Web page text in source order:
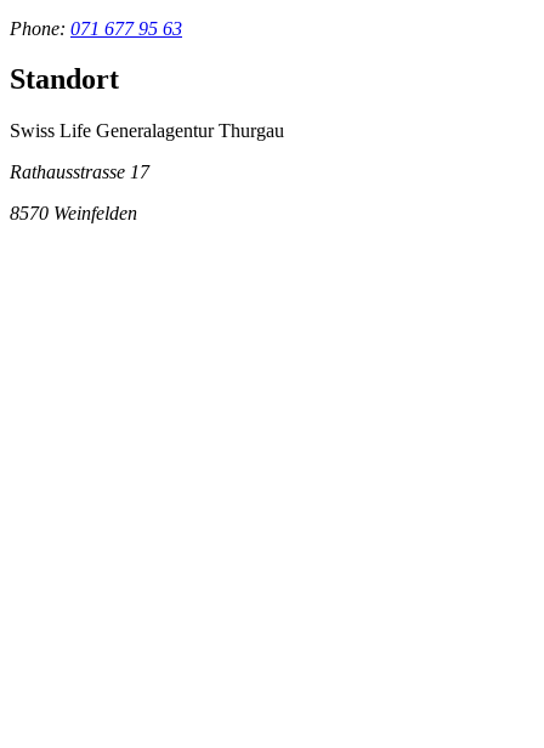
Phone: 071 677 95 63
Standort
Swiss Life Generalagentur Thurgau
Rathausstrasse 17
8570 Weinfelden